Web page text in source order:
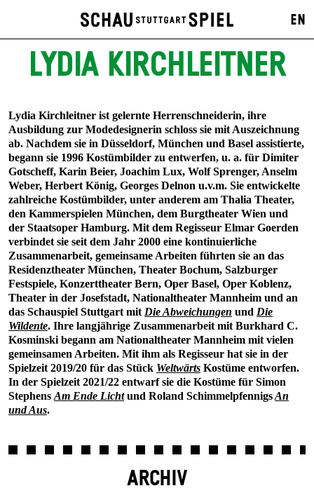
EN
LYDIA KIRCHLEITNER
Lydia Kirchleitner ist gelernte Herrenschneiderin, ihre
Ausbildung zur Modedesignerin schloss sie mit Auszeichnung
ab. Nachdem sie in Düsseldorf, München und Basel assistierte,
begann sie 1996 Kostümbilder zu entwerfen, u. a. für Dimiter
Gotscheff, Karin Beier, Joachim Lux, Wolf Sprenger, Anselm
Weber, Herbert König, Georges Delnon u.v.m. Sie entwickelte
zahlreiche Kostümbilder, unter anderem am Thalia Theater,
den Kammerspielen München, dem Burgtheater Wien und
der Staatsoper Hamburg. Mit dem Regisseur Elmar Goerden
verbindet sie seit dem Jahr 2000 eine kontinuierliche
Zusammenarbeit, gemeinsame Arbeiten führten sie an das
Residenztheater München, Theater Bochum, Salzburger
Festspiele, Konzerttheater Bern, Oper Basel, Oper Koblenz,
Theater in der Josefstadt, Nationaltheater Mannheim und an
das Schauspiel Stuttgart mit Die Abweichungen und Die
Wildente. Ihre langjährige Zusammenarbeit mit Burkhard C.
Kosminski begann am Nationaltheater Mannheim mit vielen
gemeinsamen Arbeiten. Mit ihm als Regisseur hat sie in der
Spielzeit 2019/20 für das Stück Weltwärts Kostüme entworfen.
In der Spielzeit 2021/22 entwarf sie die Kostüme für Simon
Stephens Am Ende Lichtund Roland SchimmelpfennigsAn
und Aus.
ARCHIV